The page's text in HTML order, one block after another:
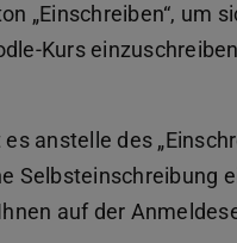
„Einschreiben“, um
Kurs
es anstelle des
Selbsteinschreibung
auf der